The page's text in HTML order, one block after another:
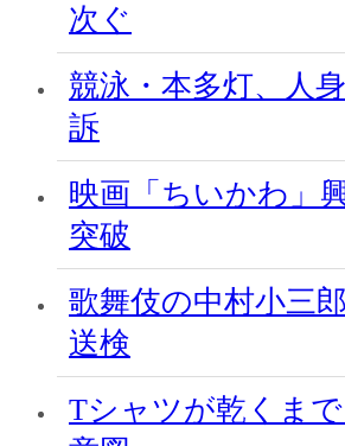
次ぐ
競泳・本多灯、人
訴
映画「ちいかわ」
突破
歌舞伎の中村小三
送検
Tシャツが乾くま